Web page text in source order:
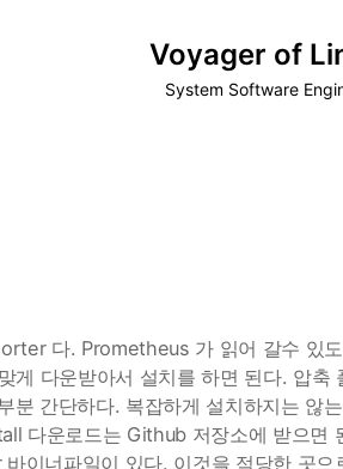
Voyager of
System Software
다. Prometheus 가 읽어 갈수 있
게 다운받아서 설치를 하면 된다. 압축
간단하다. 복잡하게 설치하지는 않
다운로드는 Github 저장소에 받으면
너파일이 있다. 이것을 적당한 곳으